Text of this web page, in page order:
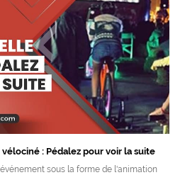
: Pédalez pour voir la suite
sous la forme de l'animation